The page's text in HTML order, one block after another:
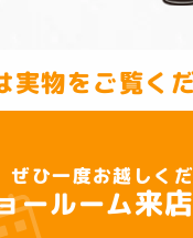
実物をご覧く
ぜひ一度お越しくだ
ールーム来